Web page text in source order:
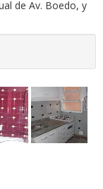
de Av. Boedo, y